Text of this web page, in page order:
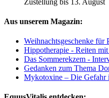
Aus unserem Magazin:
Weihnachtsgeschenke für
Hippotherapie - Reiten
Das Sommerekzem -
Gedanken zum Thema
Mykotoxine – Die Gefahr